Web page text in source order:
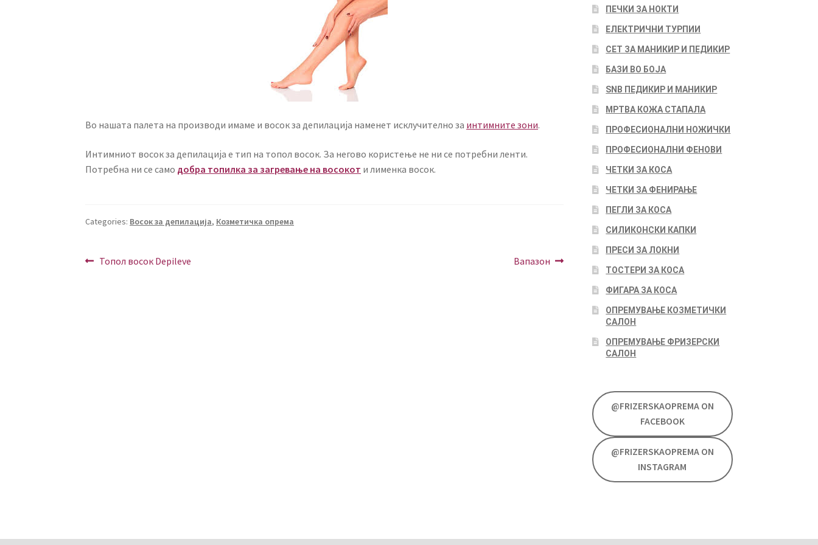
Во нашата палета на производи имаме и восок за депилација наменет исклучително за интимните зони.
Интимниот восок за депилација е тип на топол восок. За негово користење не ни се потребни ленти.
Потребна ни се само добра топилка за загревање на восокот и лименка восок.
Categories: Восок за депилација, Козметичка опрема
POST
Previous
Топол восок Depileve
Next
Вапазон
ПЕЧКИ ЗА НОКТИ
ЕЛЕКТРИЧНИ ТУРПИИ
СЕТ ЗА МАНИКИР И ПЕДИКИР
БАЗИ ВО БОЈА
SNB ПЕДИКИР И МАНИКИР
МРТВА КОЖА СТАПАЛА
ПРОФЕСИОНАЛНИ НОЖИЧКИ
ПРОФЕСИОНАЛНИ ФЕНОВИ
ЧЕТКИ ЗА КОСА
ЧЕТКИ ЗА ФЕНИРАЊЕ
ПЕГЛИ ЗА КОСА
СИЛИКОНСКИ КАПКИ
ПРЕСИ ЗА ЛОКНИ
ТОСТЕРИ ЗА КОСА
ФИГАРА ЗА КОСА
ОПРЕМУВАЊЕ КОЗМЕТИЧКИ
САЛОН
ОПРЕМУВАЊЕ ФРИЗЕРСКИ
САЛОН
@FRIZERSKAOPREMA ON
FACEBOOK
@FRIZERSKAOPREMA ON
INSTAGRAM